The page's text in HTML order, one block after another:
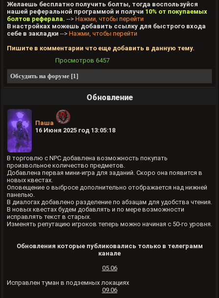
Желаешь бесплатно получить болты, тогда воспользуйся
нашей реферальной программой и получи 10% от покупаемых
болтов реферала. --> Нажми, чтобы перейти
В настройках можешь добавить ссылку для быстрого входа
себе в закладки --> Нажми, чтобы перейти
Пишите в комментарии что еще добавить в данную тему.
Просмотров 6457
Обсудить на форуме [1]
Обновление
Паша
16 Июня 2025 год 13:05:18
В торговлю с NPC добавлена возможность покупать
произвольное количество предметов.
Добавлена первая мини-игра для заданий. Скоро она появится в
новых квестах.
Оповещение о выбросе дополнительно отображается над нижней
панелью.
В диалогах добавлено разделение по абзацам для удобства чтения.
В новых квестах будем добавлять и по мере возможности
исправлять текст в старых.
Изменять репутацию игроков теперь можно начиная с 50-го уровня.
Обновления которые публиковались только в телеграмм
канале
05.06
Исправлен туман в подземных локациях
09.06